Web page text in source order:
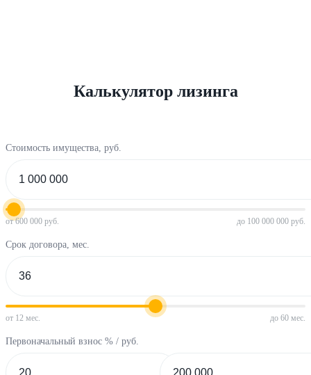
Калькулятор лизинга
Стоимость имущества, руб.
от 600 000 руб. до 100 000 000 руб.
Срок договора, мес.
от 12 мес. до 60 мес.
Первоначальный взнос % / руб.